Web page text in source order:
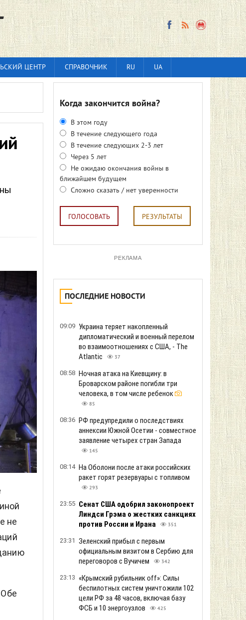
ЦЕНТР СПРАВОЧНИК RU UA
не
Когда закончится война?
В этом году
В течение следующего года
В течение следующих 2-3 лет
Через 5 лет
Не ожидаю окончания войны в
ближайшем будущем
Сложно сказать / нет уверенности
ГОЛОСОВАТЬ РЕЗУЛЬТАТЫ
РЕКЛАМА
ПОСЛЕДНИЕ НОВОСТИ
09:09 Украина теряет накопленный
дипломатический и военный перелом
во взаимоотношениях с США, - The
Atlantic
37
08:58 Ночная атака на Киевщину: в
Броварском районе погибли три
человека, в том числе ребенок
85
08:36 РФ предупредили о последствиях
аннексии Южной Осетии - совместное
заявление четырех стран Запада
145
08:14 На Оболони после атаки российских
ракет горят резервуары с топливом
293
23:55 Сенат США одобрил законопроект
Линдси Грэма о жестких санкциях
против России и Ирана
351
23:31 Зеленский прибыл с первым
официальным визитом в Сербию для
переговоров с Вучичем
342
23:13 «Крымский рубильник off»: Силы
беспилотных систем уничтожили 102
цели РФ за 48 часов, включая базу
ФСБ и 10 энергоузлов
425